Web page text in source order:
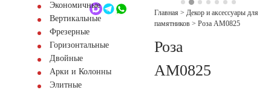
Обратный звонокЭкономичные
Вертикальные
Фрезерные
Горизонтальные
Двойные
Арки и Колонны
Элитные
Главная > Декор и аксессуары для
памятников > Роза AM0825
Роза
AM0825